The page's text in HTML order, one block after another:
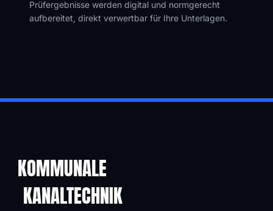
Prüfergebnisse werden digital und normgerecht
aufbereitet, direkt verwertbar für Ihre Unterlagen.
KOMMUNALE
KANALTECHNIK